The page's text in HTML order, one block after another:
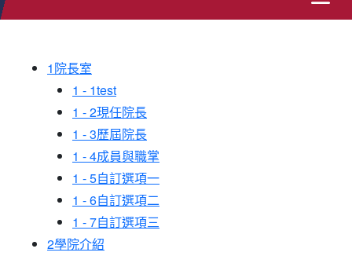
1院長室
1 - 1test
1 - 2現任院長
1 - 3歷屆院長
1 - 4成員與職掌
1 - 5自訂選項一
1 - 6自訂選項二
1 - 7自訂選項三
2學院介紹